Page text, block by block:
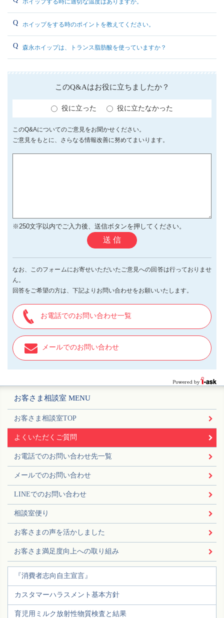
ホイップする時に適切な温度はありますか。
ホイップをする時のポイントを教えてください。
森永ホイップは、トランス脂肪酸を使っていますか？
このQ&Aはお役に立ちましたか？
役に立った 役に立たなかった
このQ&Aについてのご意見をお聞かせください。
ご意見をもとに、さらなる情報改善に努めてまいります。
※250文字以内でご入力後、送信ボタンを押してください。
送 信
なお、このフォームにお寄せいただいたご意見への回答は行っておりませ
ん。
回答をご希望の方は、下記よりお問い合わせをお願いいたします。
お電話でのお問い合わせ一覧
メールでのお問い合わせ
お客さま相談室 MENU
お客さま相談室TOP
よくいただくご質問
お電話でのお問い合わせ先一覧
メールでのお問い合わせ
LINEでのお問い合わせ
相談室便り
お客さまの声を活かしました
お客さま満足度向上への取り組み
『消費者志向自主宣言』
カスタマーハラスメント基本方針
育児用ミルク放射性物質検査と結果